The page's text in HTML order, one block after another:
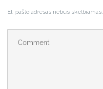
El. pašto adresas nebus skelbiamas.